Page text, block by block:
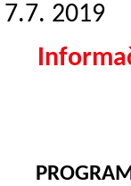
7.7. 2019